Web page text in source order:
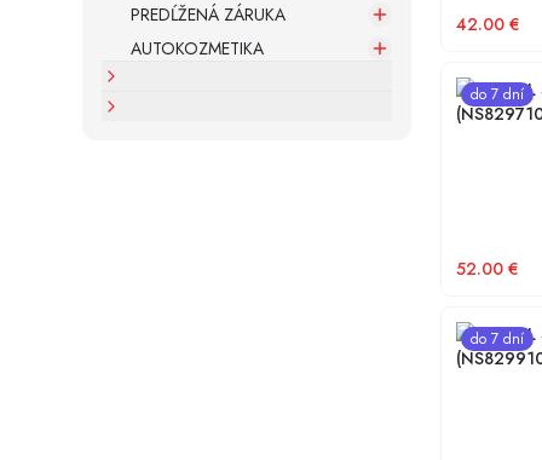
PREDĹŽENÁ ZÁRUKA
AUTOKOZMETIKA
42.00 €
do 7 dní
NG TOOL
52.00 €
do 7 dní
NG TOOL